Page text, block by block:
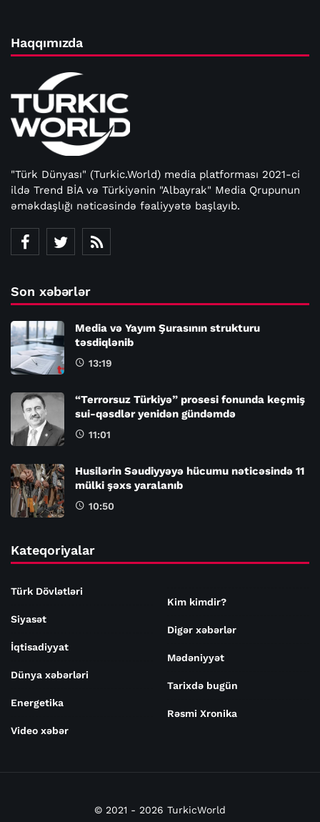
Haqqımızda
"Türk Dünyası" (Turkic.World) media platforması 2021-ci
ildə Trend BİA və Türkiyənin "Albayrak" Media Qrupunun
əməkdaşlığı nəticəsində fəaliyyətə başlayıb.
Son xəbərlər
Media və Yayım Şurasının strukturu
təsdiqlənib
13:19
“Terrorsuz Türkiyə” prosesi fonunda keçmiş
sui-qəsdlər yenidən gündəmdə
11:01
Husilərin Səudiyyəyə hücumu nəticəsində 11
mülki şəxs yaralanıb
10:50
Kateqoriyalar
Türk Dövlətləri
Siyasət
İqtisadiyyat
Dünya xəbərləri
Energetika
Video xəbər
Kim kimdir?
Digər xəbərlər
Mədəniyyət
Tarixdə bugün
Rəsmi Xronika
© 2021 - 2026 TurkicWorld